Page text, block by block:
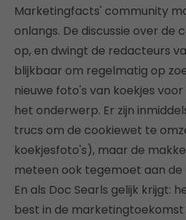
Marketingfacts' community
onlangs. De discussie over de
op, en dwingt de redacteurs
blijkbaar om regelmatig op
nieuwe foto's van koekjes
het onderwerp. Er zijn
trucs om de cookiewet te
koekjesfoto's), maar de
meteen ook tegemoet aan
En als Doc Searls gelijk krijgt:
best in de marketingtoekomst